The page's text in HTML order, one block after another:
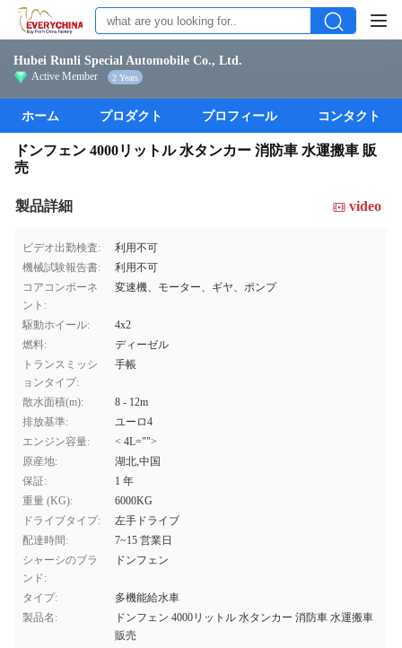
Hubei Runli Special Automobile Co., Ltd.
Active Member 2 Years
ホーム プロダクト プロフィール コンタクト
ドンフェン 4000リットル 水タンカー 消防車 水運搬車 販
売
製品詳細 video
ビデオ出勤検査:
利用不可
機械試験報告書:
利用不可
コアコンポーネ
ント:
変速機、モーター、ギヤ、ポンプ
駆動ホイール:
4x2
燃料:
ディーゼル
トランスミッシ
ョンタイプ:
手帳
散水面積(m):
8 - 12m
排放基準:
ユーロ4
エンジン容量:
< 4L="">
原産地:
湖北,中国
保証:
1 年
重量 (KG):
6000KG
ドライブタイプ:
左手ドライブ
配達時間:
7~15 営業日
シャーシのブラ
ンド:
ドンフェン
タイプ:
多機能給水車
製品名:
ドンフェン 4000リットル 水タンカー 消防車 水運搬車
販売